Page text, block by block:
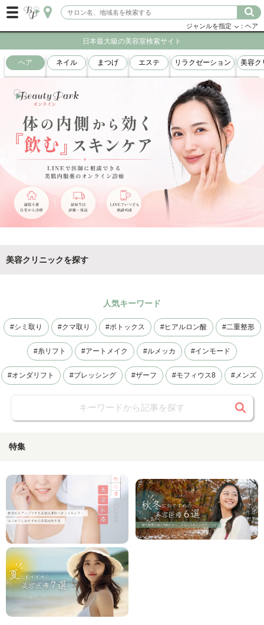
ジャンルを指定 ：ヘア
日本最大級の美容室検索サイト
ヘア ネイル まつげ エステ リラクゼーション 美容ク
美容クリニックを探す
人気キーワード
#シミ取り #クマ取り #ボトックス #ヒアルロン酸 #二重整形
#糸リフト #アートメイク #ルメッカ #インモード
#オンダリフト #ブレッシング #ザーフ #モフィウス8 # メンズ
特集